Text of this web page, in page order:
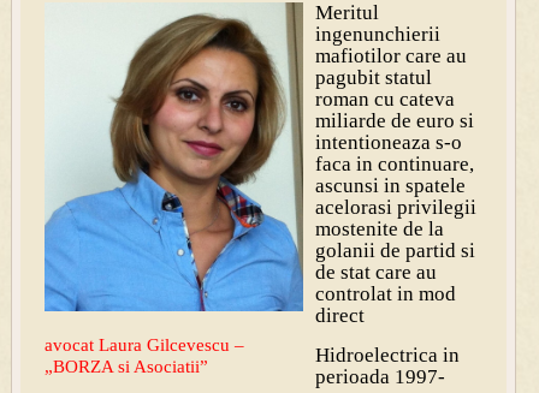
avocat Laura Gilcevescu –
„BORZA si Asociatii”
Meritul
ingenunchierii
mafiotilor care au
pagubit statul
roman cu cateva
miliarde de euro si
intentioneaza s-o
faca in continuare,
ascunsi in spatele
acelorasi privilegii
mostenite de la
golanii de partid si
de stat care au
controlat in mod
direct
Hidroelectrica in
perioada 1997-